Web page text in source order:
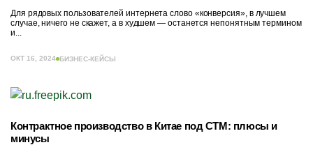
Для рядовых пользователей интернета слово «конверсия», в лучшем
случае, ничего не скажет, а в худшем — останется непонятным термином
и...
ОКТ 16, 2024 БИЗНЕС-КЕЙСЫ
Контрактное производство в Китае под СТМ: плюсы и
минусы